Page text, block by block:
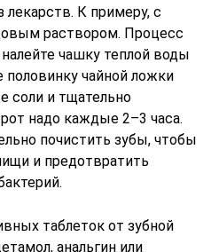
К примеру, с
раствором. Процесс
чашку теплой воды
половинку чайной ложки
соли и тщательно
надо каждые 2–3 часа.
почистить зубы, чтобы
и предотвратить
таблеток от зубной
анальгин или